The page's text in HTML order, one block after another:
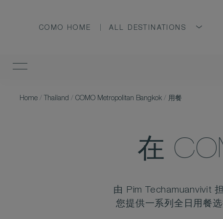
COMO HOME ALL DESTINATIONS
Home / Thailand / COMO Metropolitan Bangkok / 用餐
在
由 Pim Techamuanvivit
您提供一系列全日用餐